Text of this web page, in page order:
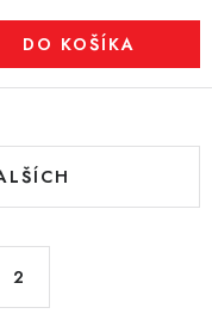
DO KOŠÍKA
2